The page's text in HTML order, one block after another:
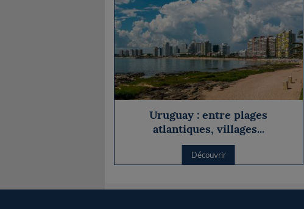
Uruguay : entre plages
atlantiques, villages...
Découvrir